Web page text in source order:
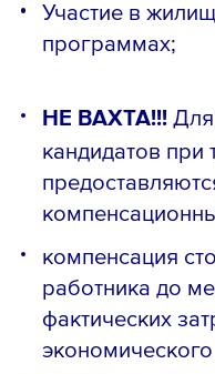
Участие в
программах;
НЕ ВАХТА!!!
кандидатов при
компенсация
работника до
фактических